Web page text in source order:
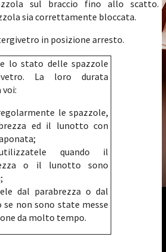
sul braccio fino allo scatto.
sia correttamente bloccata.
in posizione arresto.
lo stato delle spazzole
La loro durata
voi:
le spazzole,
ed il lunotto con
quando il
o il lunotto sono
dal parabrezza o dal
non sono state messe
da molto tempo.